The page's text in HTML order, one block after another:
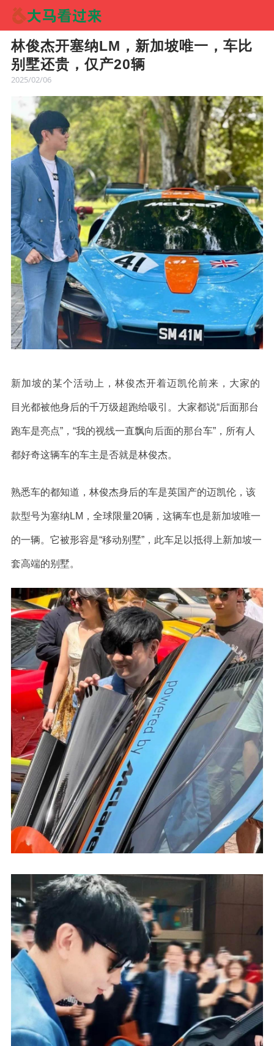
林俊杰开塞纳LM，新加坡唯一，车比
别墅还贵，仅产20辆
2025/02/06
新加坡的某个活动上，林俊杰开着迈凯伦前来，大家的
目光都被他身后的千万级超跑给吸引。大家都说“后面那台
跑车是亮点”，“我的视线一直飘向后面的那台车”，所有人
都好奇这辆车的车主是否就是林俊杰。
熟悉车的都知道，林俊杰身后的车是英国产的迈凯伦，该
款型号为塞纳LM，全球限量20辆，这辆车也是新加坡唯一
的一辆。它被形容是“移动别墅”，此车足以抵得上新加坡一
套高端的别墅。